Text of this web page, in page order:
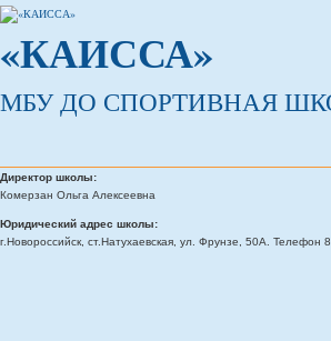
«КАИССА»
МБУ ДО СПОРТИВНАЯ
Директор школы:
Комерзан Ольга Алексеевна
Юридический адрес школы:
г.Новороссийск, ст.Натухаевская, ул. Фрунзе, 50А.